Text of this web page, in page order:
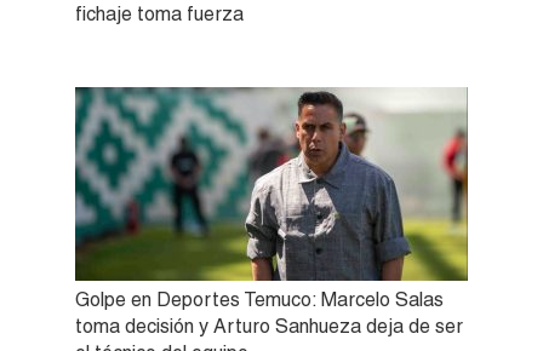
fichaje toma fuerza
Golpe en Deportes Temuco: Marcelo Salas
toma decisión y Arturo Sanhueza deja de ser